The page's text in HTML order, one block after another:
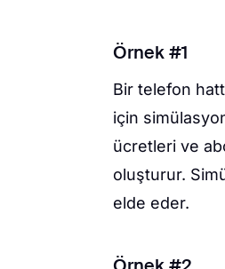
Örnek #1
Bir telefon
için
ücretleri ve
oluşturur.
elde eder.